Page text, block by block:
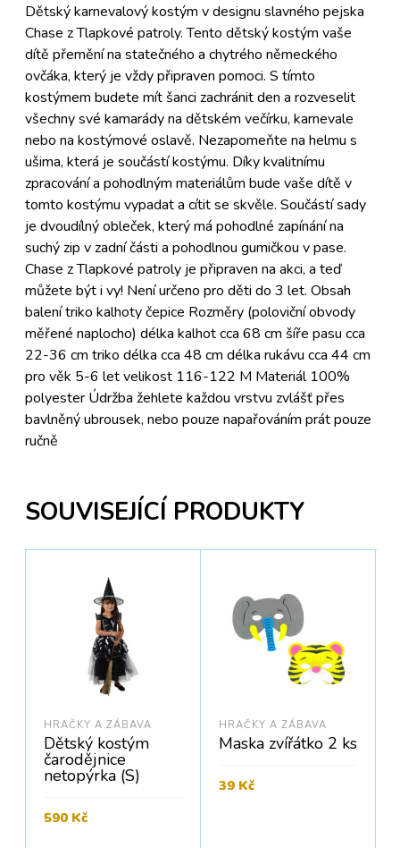
Dětský karnevalový kostým v designu slavného pejska
Chase z Tlapkové patroly. Tento dětský kostým vaše
dítě přemění na statečného a chytrého německého
ovčáka, který je vždy připraven pomoci. S tímto
kostýmem budete mít šanci zachránit den a rozveselit
všechny své kamarády na dětském večírku, karnevale
nebo na kostýmové oslavě. Nezapomeňte na helmu s
ušima, která je součástí kostýmu. Díky kvalitnímu
zpracování a pohodlným materiálům bude vaše dítě v
tomto kostýmu vypadat a cítit se skvěle. Součástí sady
je dvoudílný obleček, který má pohodlné zapínání na
suchý zip v zadní části a pohodlnou gumičkou v pase.
Chase z Tlapkové patroly je připraven na akci, a teď
můžete být i vy! Není určeno pro děti do 3 let. Obsah
balení triko kalhoty čepice Rozměry (poloviční obvody
měřené naplocho) délka kalhot cca 68 cm šíře pasu cca
22-36 cm triko délka cca 48 cm délka rukávu cca 44 cm
pro věk 5-6 let velikost 116-122 M Materiál 100%
polyester Údržba žehlete každou vrstvu zvlášť přes
bavlněný ubrousek, nebo pouze napařováním prát pouze
ručně
SOUVISEJÍCÍ PRODUKTY
HRAČKY A ZÁBAVA
Dětský kostým
čarodějnice
netopýrka (S)
590 Kč
HRAČKY A ZÁBAVA
Maska zvířátko 2 ks
39 Kč